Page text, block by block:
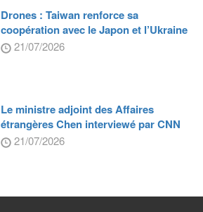
Drones : Taiwan renforce sa
coopération avec le Japon et l’Ukraine
21/07/2026
Le ministre adjoint des Affaires
étrangères Chen interviewé par CNN
21/07/2026